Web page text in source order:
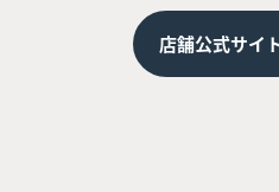
店舗公式サイ